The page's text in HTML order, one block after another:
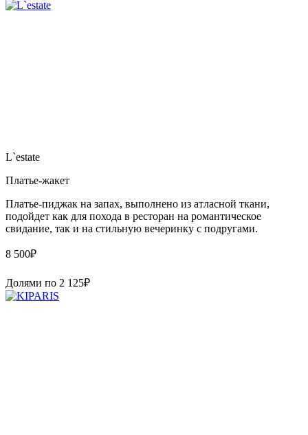
L`estate
Платье-жакет
Платье-пиджак на запах, выполнено из атласной ткани,
подойдет как для похода в ресторан на романтическое
свидание, так и на стильную вечеринку с подругами.
8 500₽
Долями по 2 125₽